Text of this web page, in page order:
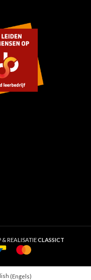
& REALISATIECLASSICT
(Engels)